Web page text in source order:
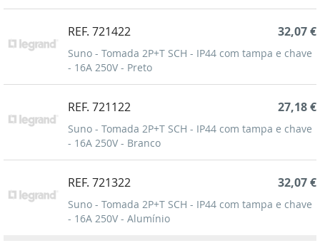
REF. 721422
Suno - Tomada 2P+T SCH - IP44 com tampa e chave
- 16A 250V - Preto
32,07 €
REF. 721122
Suno - Tomada 2P+T SCH - IP44 com tampa e chave
- 16A 250V - Branco
27,18 €
REF. 721322
Suno - Tomada 2P+T SCH - IP44 com tampa e chave
- 16A 250V - Alumínio
32,07 €